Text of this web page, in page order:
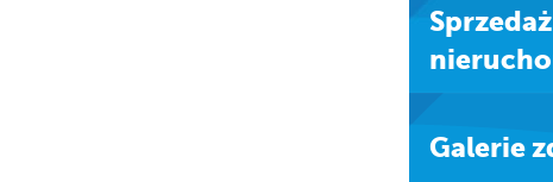
Sprzedaż
Galerie